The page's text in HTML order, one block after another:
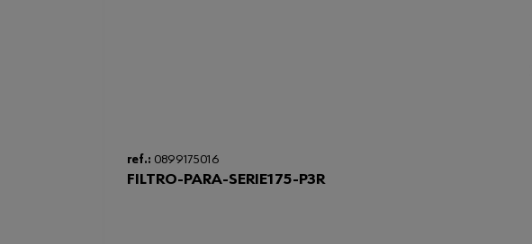
ref.: 0899175016
FILTRO-PARA-SERIE175-P3R